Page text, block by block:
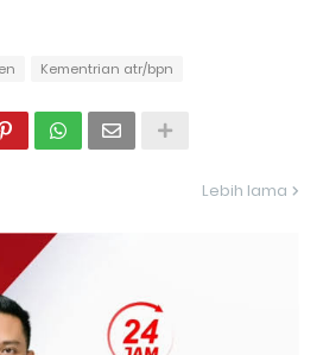
Kementrian atr/bpn
Lebih lama